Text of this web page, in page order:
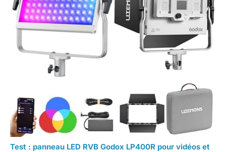
Test : panneau LED RVB Godox LP400R pour vidéos et